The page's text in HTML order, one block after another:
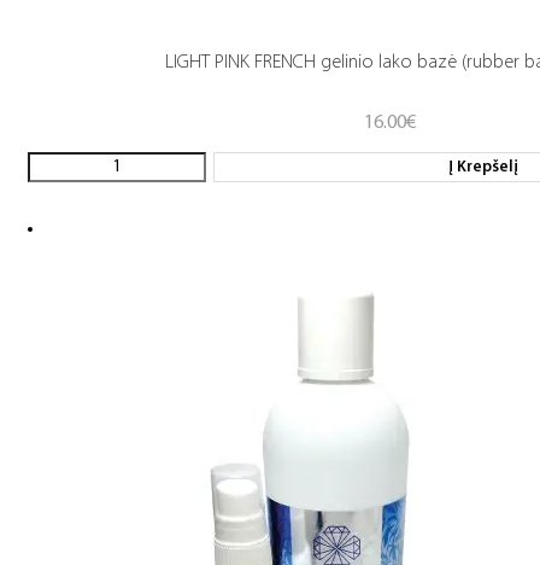
LIGHT PINK FRENCH gelinio lako bazė (rubber
16.00€
Į Krepšelį